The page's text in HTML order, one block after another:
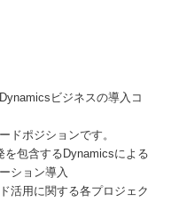
ビジネスの導入コ
ドポジションです。
を包含するDynamicsによる
ション導入
活用に関する各プロジェク